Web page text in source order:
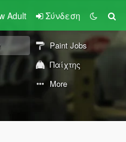
Adult Σύνδεση
Paint Jobs
Παίχτης
More